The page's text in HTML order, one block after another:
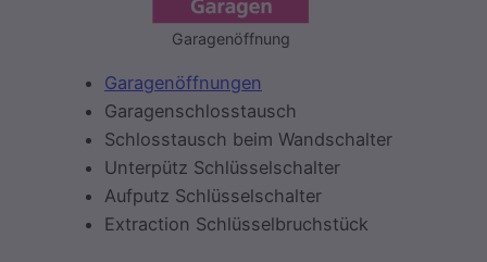
Garagenöffnung
Garagenöffnungen
Garagenschlosstausch
Schlosstausch beim Wandschalter
Unterpütz Schlüsselschalter
Aufputz Schlüsselschalter
Extraction Schlüsselbruchstück